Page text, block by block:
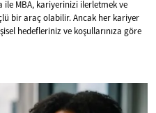
MBA, kariyerinizi ilerletmek ve
bir araç olabilir. Ancak her kariyer
hedefleriniz ve koşullarınıza göre